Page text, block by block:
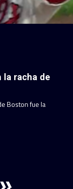
la racha de
Boston fue la